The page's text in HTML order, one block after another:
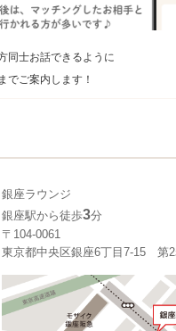
同士お話できるように
でご案内します！
銀座ラウンジ
銀座駅から徒歩3分
〒104-0061
東京都中央区銀座6丁目7-15 第